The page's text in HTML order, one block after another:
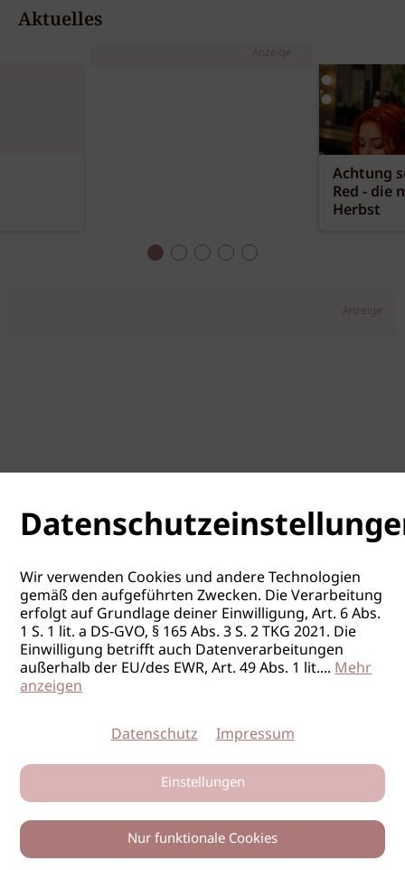
Aktuelles
Anzeige
Achtung
Red - die
Herbst
Anzeige
Wir verwenden Cookies und andere Technologien
gemäß den aufgeführten Zwecken. Die Verarbeitung
erfolgt auf Grundlage deiner Einwilligung, Art. 6 Abs.
1 S. 1 lit. a DS-GVO, § 165 Abs. 3 S. 2 TKG 2021. Die
Einwilligung betrifft auch Datenverarbeitungen
außerhalb der EU/des EWR, Art. 49 Abs. 1 lit....Mehr
anzeigen
Datenschutz Impressum
Einstellungen
Nur funktionale Cookies